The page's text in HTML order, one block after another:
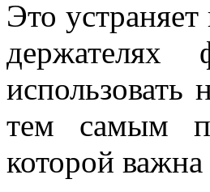
Это
держателях
тем самым
которой